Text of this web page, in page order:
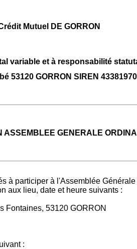
Mutuel DE GORRON
variable et à responsabilité
53120 GORRON SIREN
ASSEMBLEE GENERALE
à participer à l'Assemblée
aux lieu, date et heure suivants :
Fontaines, 53120 GORRON
: